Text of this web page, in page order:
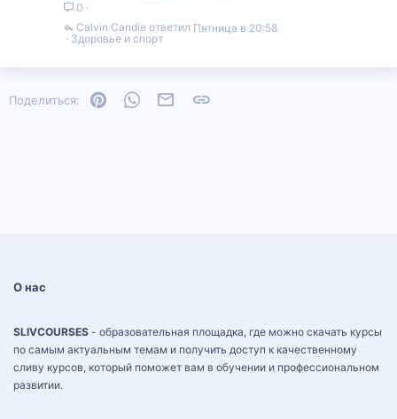
0
Здоровье и спорт
Пятница в 20:58
Calvin Candie
Поделиться: PinterestWhatsAppЭлектронная почта
О нас
SLIVCOURSES - образовательная площадка, где можно скачать курсы
по самым актуальным темам и получить доступ к качественному
сливу курсов, который поможет вам в обучении и профессиональном
развитии.